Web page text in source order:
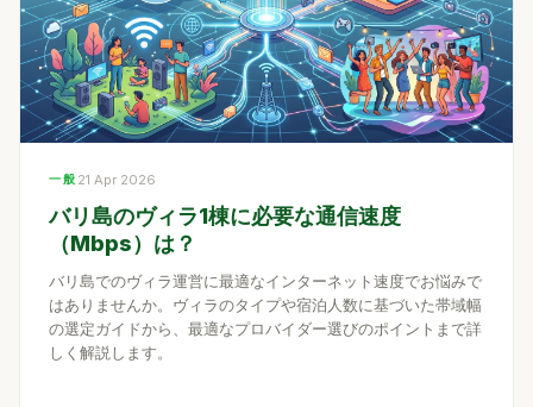
一般 21 Apr 2026
バリ島のヴィラ1棟に必要な通信速度
（Mbps）は？
バリ島でのヴィラ運営に最適なインターネット速度でお悩みで
はありませんか。ヴィラのタイプや宿泊人数に基づいた帯域幅
の選定ガイドから、最適なプロバイダー選びのポイントまで詳
しく解説します。